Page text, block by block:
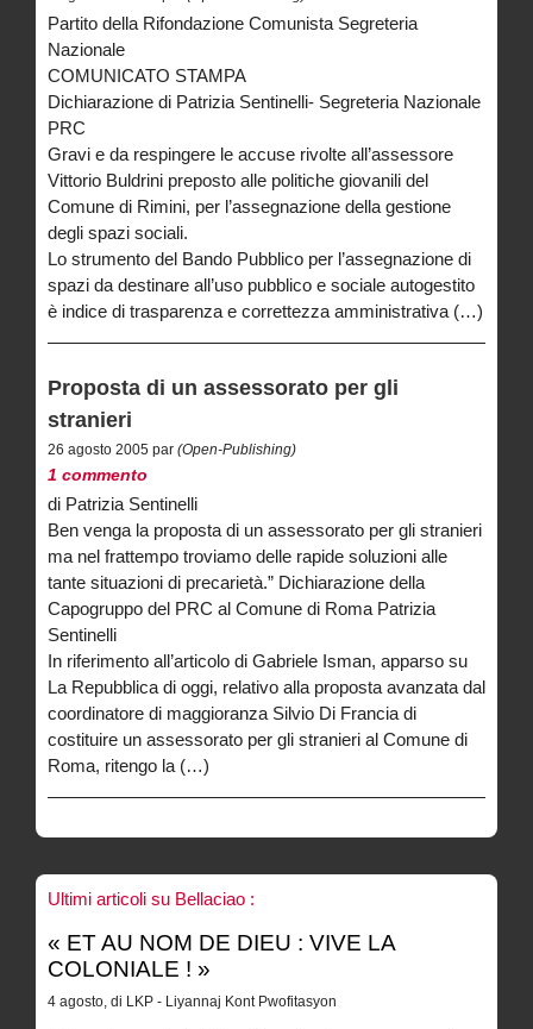
Partito della Rifondazione Comunista Segreteria
Nazionale
COMUNICATO STAMPA
Dichiarazione di Patrizia Sentinelli- Segreteria Nazionale
PRC
Gravi e da respingere le accuse rivolte all’assessore
Vittorio Buldrini preposto alle politiche giovanili del
Comune di Rimini, per l’assegnazione della gestione
degli spazi sociali.
Lo strumento del Bando Pubblico per l’assegnazione di
spazi da destinare all’uso pubblico e sociale autogestito
è indice di trasparenza e correttezza amministrativa (…)
Proposta di un assessorato per gli
stranieri
26 agosto 2005 par (Open-Publishing)
1 commento
di Patrizia Sentinelli
Ben venga la proposta di un assessorato per gli stranieri
ma nel frattempo troviamo delle rapide soluzioni alle
tante situazioni di precarietà.” Dichiarazione della
Capogruppo del PRC al Comune di Roma Patrizia
Sentinelli
In riferimento all’articolo di Gabriele Isman, apparso su
La Repubblica di oggi, relativo alla proposta avanzata dal
coordinatore di maggioranza Silvio Di Francia di
costituire un assessorato per gli stranieri al Comune di
Roma, ritengo la (…)
Ultimi articoli su Bellaciao :
« ET AU NOM DE DIEU : VIVE LA
COLONIALE ! »
4 agosto, di LKP - Liyannaj Kont Pwofitasyon